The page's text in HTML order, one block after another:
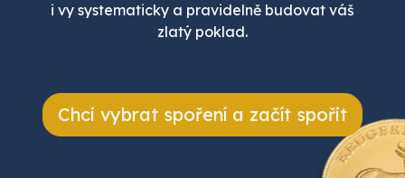
i vy systematicky a pravidelně budovat váš
zlatý poklad.
Chci vybrat spoření a začít spořit